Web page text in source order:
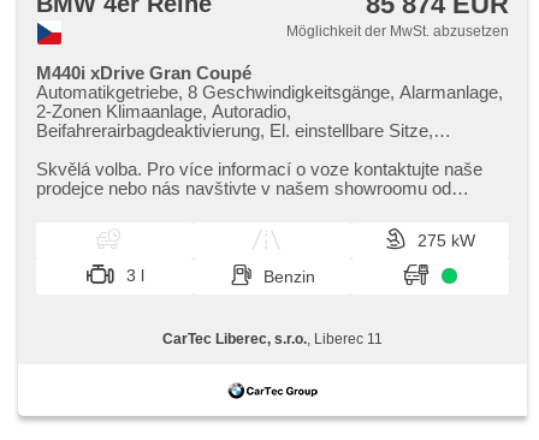
Möglichkeit der MwSt. abzusetzen
M440i xDrive Gran Coupé
Automatikgetriebe, 8 Geschwindigkeitsgänge, Alarmanlage,
2-Zonen Klimaanlage, Autoradio,
Beifahrerairbagdeaktivierung, El. einstellbare Sitze,
beheizte Lenkrad, zatmavená zadní skla, el. tažné zařízení,
bezklíčové odemykání, bezklíčové startování, beheizte
LED denní svícení
Skvělá volba. Pro více informací o voze kontaktujte naše
prodejce nebo nás navštivte v našem showroomu od
275 kW
3 l
Benzin
CarTec Liberec, s.r.o. , Liberec 11